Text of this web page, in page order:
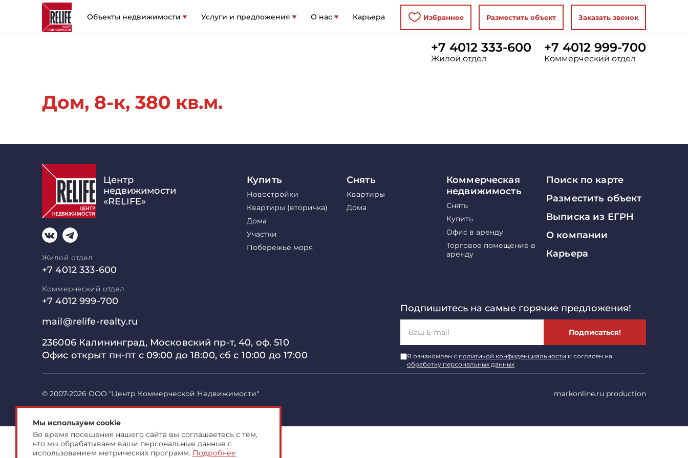
Объекты недвижимости Услуги и предложения О нас Карьера Избранное Разместить объект Заказать звонок
+7 4012 333-600
Жилой отдел
+7 4012 999-700
Коммерческий отдел
Дом, 8-к, 380 кв.м.
Центр
недвижимости
«RELIFE»
Жилой отдел
+7 4012 333-600
Коммерческий отдел
+7 4012 999-700
mail@relife-realty.ru
236006 Калининград, Московский пр-т, 40, оф. 510
Офис открыт пн-пт с 09:00 до18:00, сб с 10:00 до 17:00
Купить
Новостройки
Квартиры (вторичка)
Дома
Участки
Побережье моря
Снять
Квартиры
Дома
Коммерческая
недвижимость
Снять
Купить
Офис в аренду
Торговое помещение в
аренду
Поиск по карте
Разместить объект
Выписка из ЕГРН
О компании
Карьера
© 2007-2026 ООО "Центр Коммерческой Недвижимости" markonline.ru production
Подпишитесь на самые горячие предложения!
Подписаться!
Я ознакомлен с политикой конфиденциальности и согласен на
обработку персональных данных
Мы используем cookie
Во время посещения нашего сайта вы соглашаетесь с тем,
что мы обрабатываем ваши персональные данные с
использованием метрических программ. Подробнее